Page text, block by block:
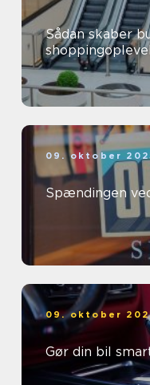
Sådan skaber
09. oktober
Spændingen
09. oktober
Gør din bil